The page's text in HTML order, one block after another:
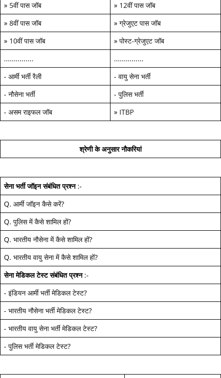
» 5वीं पास जॉब » 12वीं पास जॉब
» 8वीं पास जॉब » ग्रेजुएट पास जॉब
» 10वीं पास जॉब » पोस्ट-ग्रेजुएट जॉब
...............
...............
- आर्मी भर्ती रैली - वायु सेना भर्ती
- नौसेना भर्ती - पुलिस भर्ती
- असम राइफल जॉब » ITBP
श्रेणी के अनुसार नौकरियां
सेना भर्ती जॉइन संबंधित प्रश्न:-
Q. आर्मी जॉइन कैसे करें?
Q. पुलिस में कैसे शामिल हों?
Q. भारतीय नौसेना में कैसे शामिल हों?
Q. भारतीय वायु सेना में कैसे शामिल हों?
सेना मेडिकल टेस्ट संबंधित प्रश्न:-
- इंडियन आर्मी भर्ती मेडिकल टेस्ट?
- भारतीय नौसेना भर्ती मेडिकल टेस्ट?
- भारतीय वायु सेना भर्ती मेडिकल टेस्ट?
- पुलिस भर्ती मेडिकल टेस्ट?